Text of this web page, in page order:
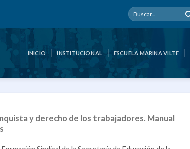
INICIO INSTITUCIONAL ESCUELA MARINA VILTE
y derecho de los trabajadores. Manual